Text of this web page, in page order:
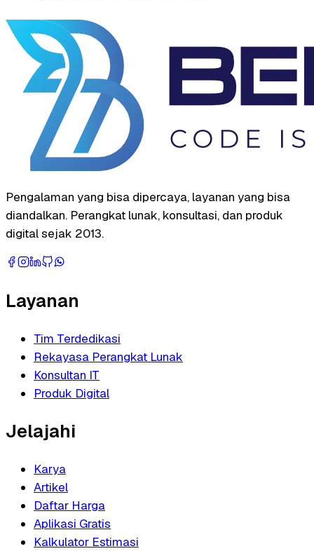
Pengalaman yang bisa dipercaya, layanan yang bisa
diandalkan. Perangkat lunak, konsultasi, dan produk
digital sejak 2013.
Layanan
Tim Terdedikasi
Rekayasa Perangkat Lunak
Konsultan IT
Produk Digital
Jelajahi
Karya
Artikel
Daftar Harga
Aplikasi Gratis
Kalkulator Estimasi